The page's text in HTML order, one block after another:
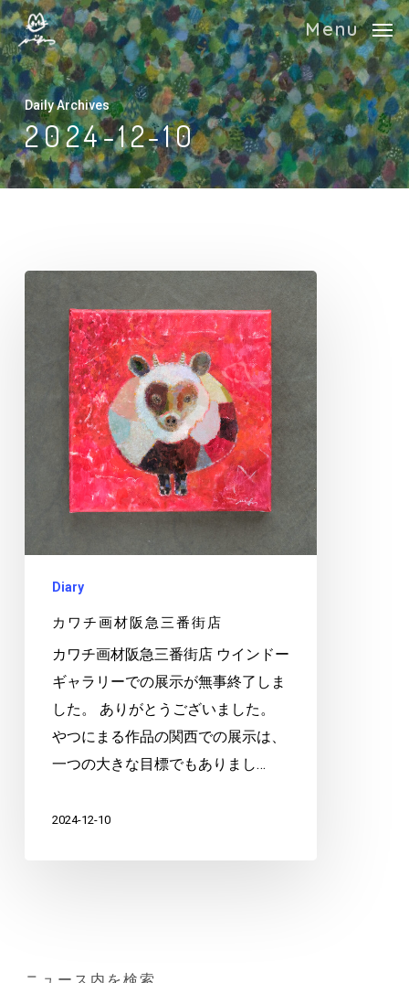
Skip
to
main
content
Menu
Daily Archives
2024-12-10
店
Diary
カワチ画材阪急三番街店
カワチ画材阪急三番街店 ウインドー
ギャラリーでの展示が無事終了しま
した。 ありがとうございました。
やつにまる作品の関西での展示は、
一つの大きな目標でもありまし…
2024-12-10
ニュース内を検索